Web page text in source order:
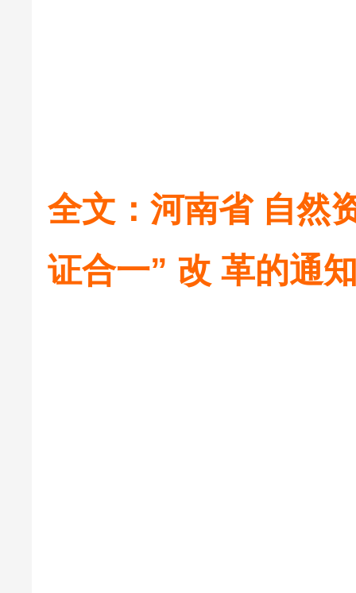
全文：河南省 自然
证合一” 改 革的通